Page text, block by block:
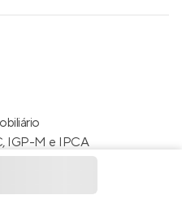
IGP-M e IPCA